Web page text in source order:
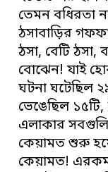
তেমন বধিরতা
ঠসাবাড়ির
ঠসা, বেটি ঠসা,
বোঝেন! যাই
ঘটনা ঘটেছিল
ভেঙেছিল
এলাকার সবগুলি
কেয়ামত শুরু
কেয়ামত!